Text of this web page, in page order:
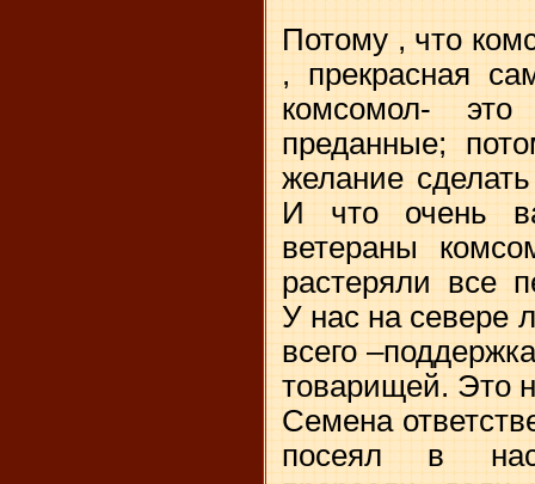
Потому , что
, прекрасная
комсомол-
преданные;
желание
И что очень
ветераны
растеряли все
У нас на севере
всего
товарищей. Это
Семена
посеял в